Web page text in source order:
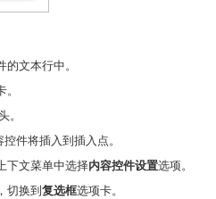
文本行中。
。
件将插入到插入点。
下文菜单中选择内容控件设置选项。
切换到复选框选项卡。